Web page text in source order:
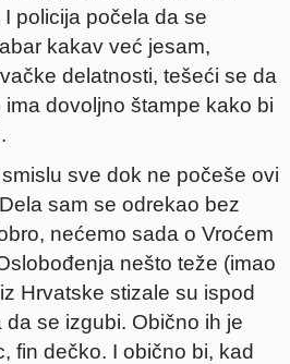
policija počela da se
kakav već jesam,
delatnosti, tešeći se da
dovoljno štampe kako bi
sve dok ne počeše ovi
sam se odrekao bez
nećemo sada o Vroćem
nešto teže (imao
Hrvatske stizale su ispod
da se izgubi. Obično ih je
fin dečko. I obično bi, kad